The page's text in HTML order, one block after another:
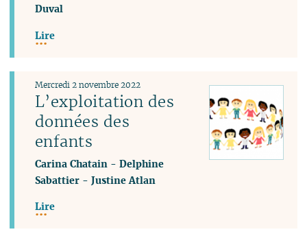
Duval
Lire
L’exploitation des
données des
enfants
Mercredi 2 novembre 2022
Carina Chatain -Delphine
Sabattier -Justine Atlan
Lire